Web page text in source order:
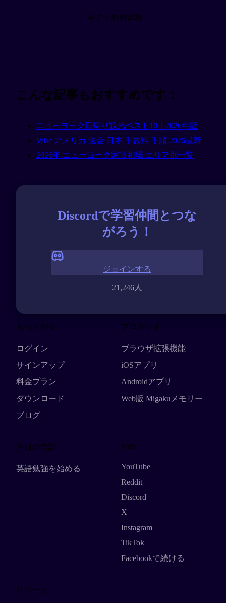
今すぐ無料体験
こんな記事もおすすめです：
ニューヨーク日帰り観光ベスト10｜2026年版
Wise アメリカ 送金 日本 手数料 手順 2026最新
2026年 ニューヨーク家賃相場 エリア別一覧
Discordで学習仲間とつな
がろう！
21,246人
ジョインする
もっと知る
ログイン
サインアップ
料金プラン
ダウンロード
ブログ
プロダクト
ブラウザ拡張機能
iOSアプリ
Androidアプリ
Web版 Migakuメモリー
注目の言語
英語勉強を始める
SNS
YouTube
Reddit
Discord
X
Instagram
TikTok
Facebookで続ける
リソース